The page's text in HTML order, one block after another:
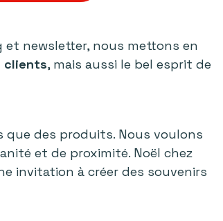
et newsletter, nous mettons en
clients, mais aussi le bel esprit de
que des produits. Nous voulons
et de proximité. Noël chez
invitation à créer des souvenirs